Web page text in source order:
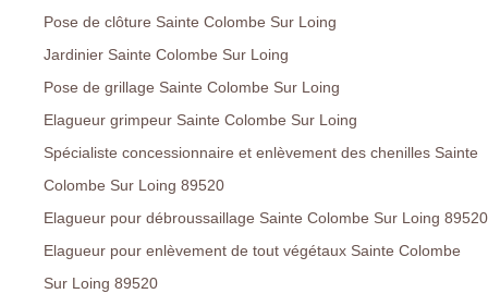
Pose de clôture Sainte Colombe Sur Loing
Jardinier Sainte Colombe Sur Loing
Pose de grillage Sainte Colombe Sur Loing
Elagueur grimpeur Sainte Colombe Sur Loing
Spécialiste concessionnaire et enlèvement des chenilles Sainte
Colombe Sur Loing 89520
Elagueur pour débroussaillage Sainte Colombe Sur Loing 89520
Elagueur pour enlèvement de tout végétaux Sainte Colombe
Sur Loing 89520